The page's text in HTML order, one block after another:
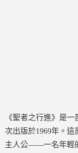
《聖者之行進》是
次出版於1969年。
主人公——一名年輕